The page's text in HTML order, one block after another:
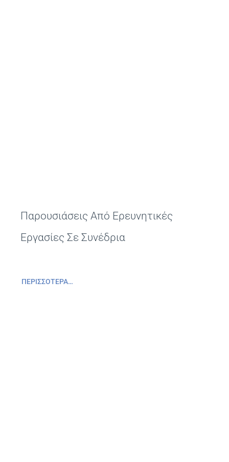
Παρουσιάσεις Από Ερευνητικές
Εργασίες Σε Συνέδρια
ΠΕΡΙΣΣΌΤΕΡΑ…